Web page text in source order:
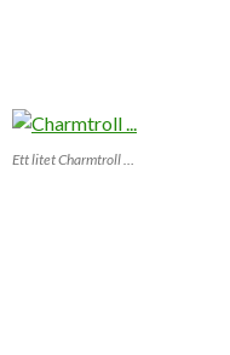
Ett litet Charmtroll …